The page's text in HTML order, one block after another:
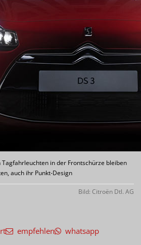
in der Frontschürze bleiben
auch ihr Punkt-Design
Bild: Citroën Dtl. AG
empfehlen whatsapp